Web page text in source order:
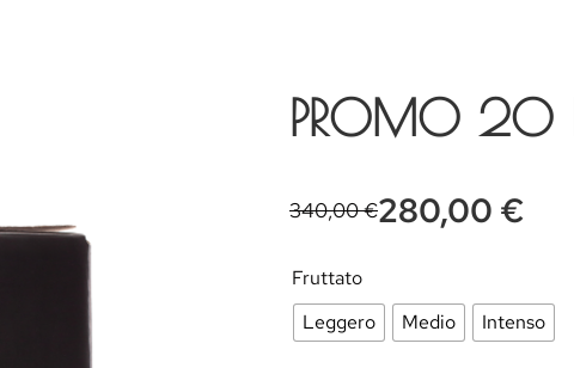
PROMO 20
340,00€280,00 €
Fruttato
Leggero
Medio Intenso